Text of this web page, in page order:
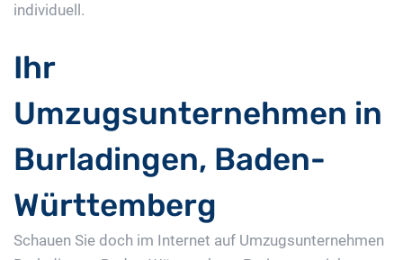
individuell.
Ihr
Umzugsunternehmen in
Burladingen, Baden-
Württemberg
Schauen Sie doch im Internet auf Umzugsunternehmen